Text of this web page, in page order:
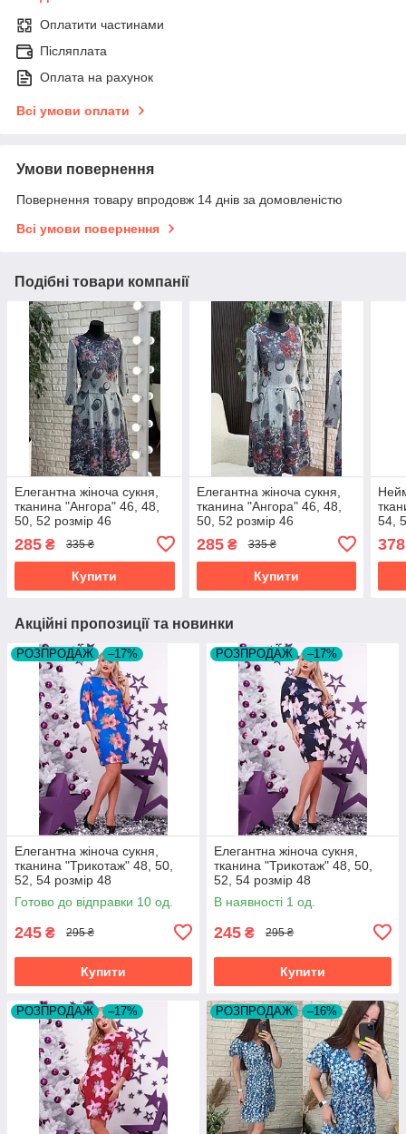
Оплатити частинами
Післяплата
Оплата на рахунок
Всі умови оплати
Умови повернення
Повернення товару впродовж 14 днів за домовленістю
Всі умови повернення
Подібні товари компанії
Елегантна жіноча сукня,
тканина "Ангора" 46, 48,
50, 52 розмір 46
285 ₴ 335 ₴
Купити
Елегантна жіноча сукня,
тканина "Ангора" 46, 48,
50, 52 розмір 46
285₴ 335 ₴
Купити
54,
378
Акційні пропозиції та новинки
РОЗПРОДАЖ –17%
Елегантна жіноча сукня,
тканина "Трикотаж" 48, 50,
52, 54 розмір 48
Готово до відправки 10 од.
245 ₴ 295 ₴
Купити
РОЗПРОДАЖ –17%
Елегантна жіноча сукня,
тканина "Трикотаж" 48, 50,
52, 54 розмір 48
В наявності 1 од.
245 ₴ 295 ₴
Купити
РОЗПРОДАЖ –17% РОЗПРОДАЖ –16%